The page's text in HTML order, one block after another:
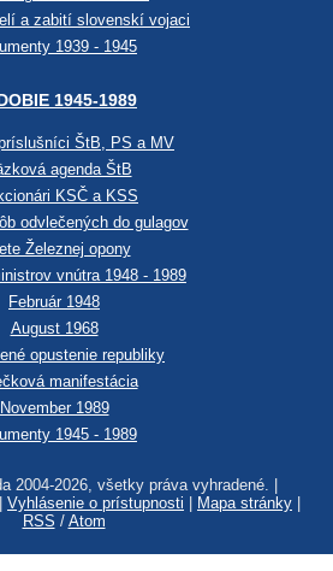
a zabití slovenskí vojaci
1939 - 1945
1945-1989
ŠtB, PS a MV
agenda ŠtB
KSČ a KSS
odvlečených do gulagov
Železnej opony
vnútra 1948 - 1989
Február 1948
August 1968
opustenie republiky
manifestácia
November 1989
1945 - 1989
2004-2026, všetky práva vyhradené. |
Vyhlásenie o prístupnosti Mapa stránky
RSS / Atom